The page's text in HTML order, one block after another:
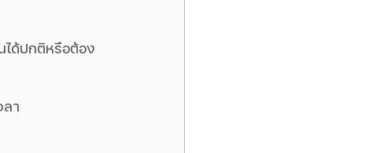
ได้ปกติหรือต้อง
ลา